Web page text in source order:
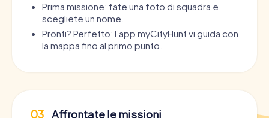
Prima missione: fate una foto di squadra e
scegliete un nome.
Pronti? Perfetto: l’app myCityHunt vi guida con
la mappa fino al primo punto.
03 Affrontate le missioni